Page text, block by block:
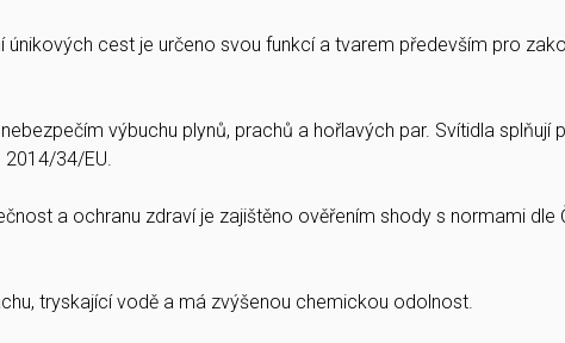
cest je určeno svou funkcí a tvarem především pro
výbuchu plynů, prachů a hořlavých par. Svítidla splňují
2014/34/EU.
a ochranu zdraví je zajištěno ověřením shody s normami dle
tryskající vodě a má zvýšenou chemickou odolnost.